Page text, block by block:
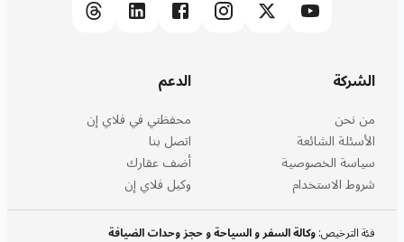
الشركة
من نحن
الأسئلة الشائعة
سياسة الخصوصية
شروط الاستخدام
الدعم
محفظتي في فلاي إن
اتصل بنا
أضف عقارك
وكيل فلاي إن
فئة الترخيص:وكالة السفر و السياحة و حجز وحدات الضيافة